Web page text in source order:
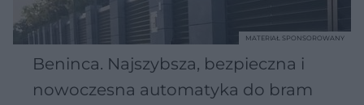
Beninca. Najszybsza, bezpieczna i
nowoczesna automatyka do bram
MATERIAŁ SPONSOROWANY